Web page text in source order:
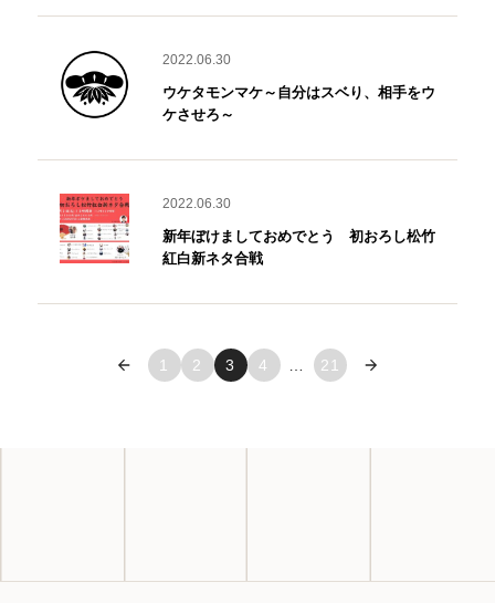
2022.06.30
ウケタモンマケ～自分はスベり、相手をウ
ケさせろ～
2022.06.30
新年ぼけましておめでとう 初おろし松竹
紅白新ネタ合戦
« 前へ 1 2 3 4 21 次へ »